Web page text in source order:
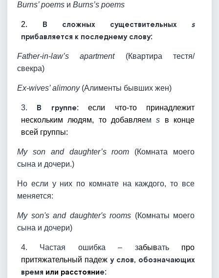
Burns’ poems и Burns’s poems
2. В сложных существительных s
прибавляется к последнему слову:
Father-in-law’s apartment(Квартира тестя/
свекра)
Ex-wives’ alimony(Алименты бывших жен)
3. В группе: если что-то принадлежит
нескольким людям, то добавляемs в конце
всей группы:
My son and daughter’s room (Комната моего
сына и дочери.)
Но если у них по комнате на каждого, то все
меняется:
My son's and daughter's rooms (Комнаты моего
сына и дочери)
4. Частая ошибка – забыватьпро
притяжательный падеж у слов, обозначающих
время или расстояние: